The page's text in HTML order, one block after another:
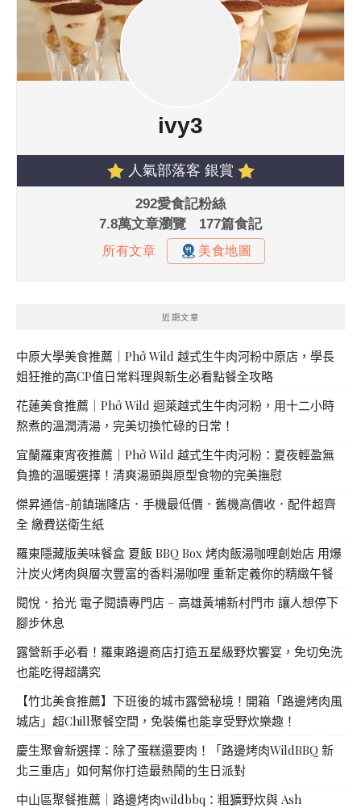
近期文章
中原大學美食推薦｜Phở Wild 越式生牛肉河粉中原店，學長
姐狂推的高CP值日常料理與新生必看點餐全攻略
花蓮美食推薦｜Phở Wild 迴萊越式生牛肉河粉，用十二小時
熬煮的溫潤清湯，完美切換忙碌的日常！
宜蘭羅東宵夜推薦｜Phở Wild 越式生牛肉河粉：夏夜輕盈無
負擔的溫暖選擇！清爽湯頭與原型食物的完美撫慰
傑昇通信-前鎮瑞隆店．手機最低價．舊機高價收．配件超齊
全 繳費送衛生紙
羅東隱藏版美味餐盒 夏飯 BBQ Box 烤肉飯湯咖哩創始店 用爆
汁炭火烤肉與層次豐富的香料湯咖哩 重新定義你的精緻午餐
閱悅．拾光 電子閱讀專門店 – 高雄黃埔新村門市 讓人想停下
腳步休息
露營新手必看！羅東路邊商店打造五星級野炊饗宴，免切免洗
也能吃得超講究
【竹北美食推薦】下班後的城市露營秘境！開箱「路邊烤肉風
城店」超Chill聚餐空間，免裝備也能享受野炊樂趣！
慶生聚會新選擇：除了蛋糕還要肉！「路邊烤肉WildBBQ 新
北三重店」如何幫你打造最熱鬧的生日派對
中山區聚餐推薦｜路邊烤肉wildbbq：粗獷野炊與 Ash